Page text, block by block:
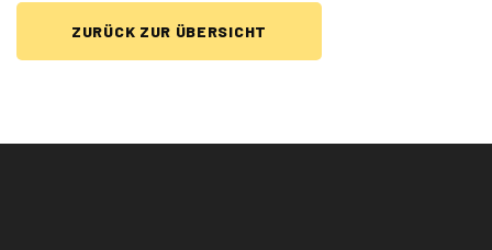
ZURÜCK ZUR ÜBERSICHT